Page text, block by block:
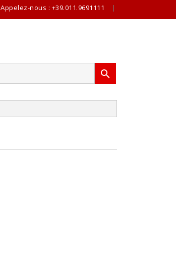
Appelez-nous : +39.011.9691111 |
